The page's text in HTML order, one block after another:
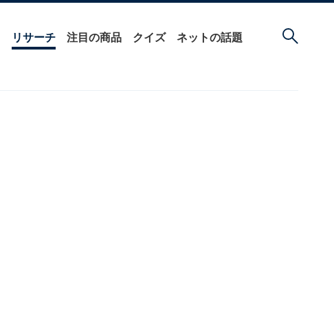
リサーチ 注目の商品 クイズ ネットの話題